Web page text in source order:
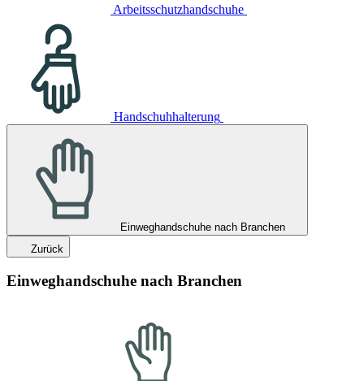
Arbeitsschutzhandschuhe
Handschuhhalterung
Einweghandschuhe nach Branchen
Zurück
Einweghandschuhe nach Branchen